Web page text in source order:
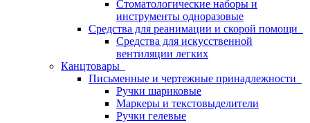
Стоматологические наборы и
инструменты одноразовые
Средства для реанимации и скорой помощи
Средства для искусственной
вентиляции легких
Канцтовары
Письменные и чертежные принадлежности
Ручки шариковые
Маркеры и текстовыделители
Ручки гелевые